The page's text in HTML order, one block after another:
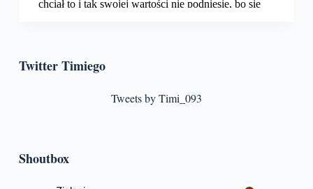
Twitter Timiego
Tweets by Timi_093
Shoutbox